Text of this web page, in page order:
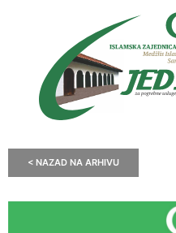
< NAZAD NA ARHIVU